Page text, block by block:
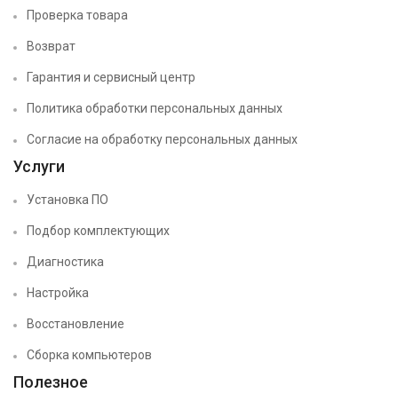
Проверка товара
Возврат
Гарантия и сервисный центр
Политика обработки персональных данных
Согласие на обработку персональных данных
Услуги
Установка ПО
Подбор комплектующих
Диагностика
Настройка
Восстановление
Сборка компьютеров
Полезное